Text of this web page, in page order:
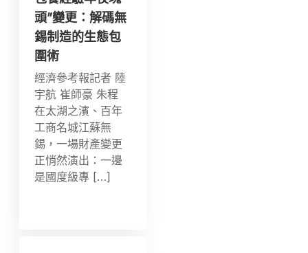
頭”變更：解碼無
錫制造的生態包
圍術
經濟參考報記者 陸
宇航 崔師豪 朱程
在太湖之濱、百年
工商名城江蘇無
錫，一場財產變更
正悄然演出：一邊
是國度級專 […]